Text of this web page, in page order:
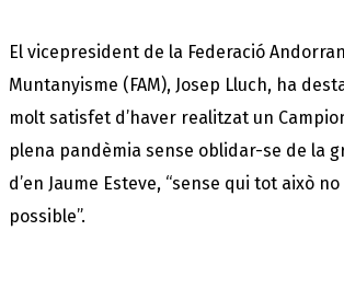
El vicepresident de la Federació
Muntanyisme (FAM), Josep Lluch, ha
molt satisfet d’haver realitzat un
plena pandèmia sense oblidar-se de la
d’en Jaume Esteve, “sense qui tot això
possible”.